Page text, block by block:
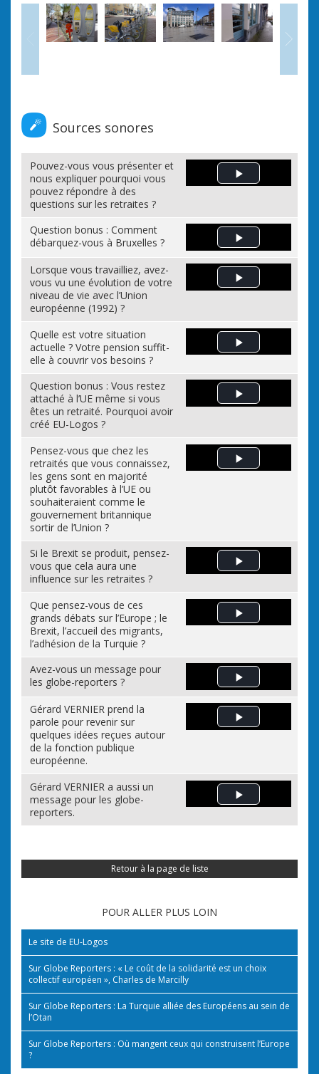
Précédent
Sources sonores
Pouvez-vous vous présenter et
nous expliquer pourquoi vous
pouvez répondre à des
questions sur les retraites ?
Play Video
Question bonus : Comment
débarquez-vous à Bruxelles ?
Play Video
Lorsque vous travailliez, avez-
vous vu une évolution de votre
niveau de vie avec l’Union
européenne (1992) ?
Play Video
Quelle est votre situation
actuelle ? Votre pension suffit-
elle à couvrir vos besoins ?
Play Video
Question bonus : Vous restez
attaché à l’UE même si vous
êtes un retraité. Pourquoi avoir
créé EU-Logos ?
Play Video
Pensez-vous que chez les
retraités que vous connaissez,
les gens sont en majorité
plutôt favorables à l’UE ou
souhaiteraient comme le
gouvernement britannique
sortir de l’Union ?
Play Video
Si le Brexit se produit, pensez-
vous que cela aura une
influence sur les retraites ?
Play Video
Que pensez-vous de ces
grands débats sur l’Europe ; le
Brexit, l’accueil des migrants,
l’adhésion de la Turquie ?
Play Video
Avez-vous un message pour
les globe-reporters ?
Play Video
Gérard VERNIER prend la
parole pour revenir sur
quelques idées reçues autour
de la fonction publique
européenne.
Play Video
Gérard VERNIER a aussi un
message pour les globe-
reporters.
Play Video
Retour à la page de liste
POUR ALLER PLUS LOIN
Le site de EU-Logos
Sur Globe Reporters : « Le coût de la solidarité est un choix
collectif européen », Charles de Marcilly
Sur Globe Reporters : La Turquie alliée des Européens au sein de
l’Otan
Sur Globe Reporters : Où mangent ceux qui construisent l’Europe
?